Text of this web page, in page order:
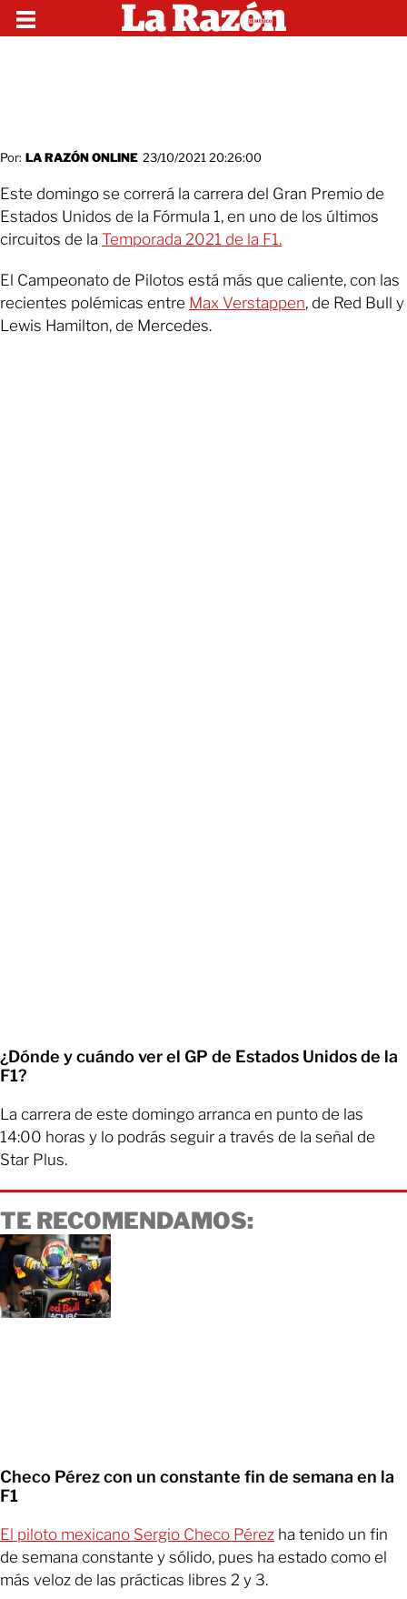
Por: LA RAZÓN ONLINE 23/10/2021 20:26:00
Este domingo se correrá la carrera del Gran Premio de
Estados Unidos de la Fórmula 1, en uno de los últimos
circuitos de la Temporada 2021 de la F1.
El Campeonato de Pilotos está más que caliente, con las
recientes polémicas entre Max Verstappen, de Red Bull y
Lewis Hamilton, de Mercedes.
¿Dónde y cuándo ver el GP de Estados Unidos de la
F1?
La carrera de este domingo arranca en punto de las
14:00 horas y lo podrás seguir a través de la señal de
Star Plus.
TE RECOMENDAMOS:
Checo Pérez con un constante fin de semana en la
F1
El piloto mexicano Sergio Checo Pérez ha tenido un fin
de semana constante y sólido, pues ha estado como el
más veloz de las prácticas libres 2 y 3.